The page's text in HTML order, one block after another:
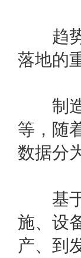
趋势
落地的
制造
等，随
数据分
基于
施、设
产、到